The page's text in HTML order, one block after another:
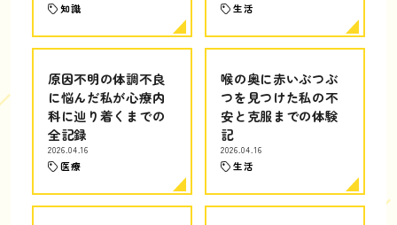
知識 生活
原因不明の体調不良
に悩んだ私が心療内
科に辿り着くまでの
全記録
2026.04.16
医療
喉の奥に赤いぶつぶ
つを見つけた私の不
安と克服までの体験
記
2026.04.16
生活